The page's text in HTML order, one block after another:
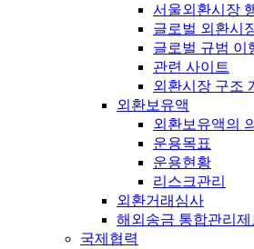
서울외환시장
글로벌 외환시
글로벌 규범 이
관련 사이트
외환시장 구조
외환보유액
외환보유액의
운용목표
운용현황
리스크관리
외환거래심사
해외송금 통합관리제
국제협력